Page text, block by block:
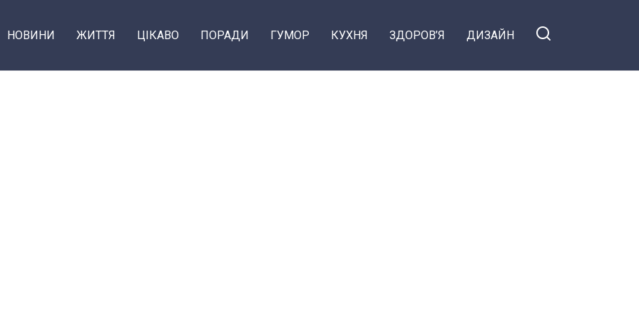
НОВИНИ ЖИТТЯ ЦІКАВО ПОРАДИ ГУМОР КУХНЯ ЗДОРОВ’Я ДИЗАЙН